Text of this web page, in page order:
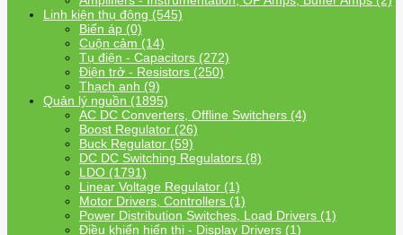
Linh kiện thụ động (545)
Biến áp (0)
Cuộn cảm (14)
Tụ điện - Capacitors (272)
Điện trở - Resistors (250)
Thạch anh (9)
Quản lý nguồn (1895)
AC DC Converters, Offline Switchers (4)
Boost Regulator (26)
Buck Regulator (59)
DC DC Switching Regulators (8)
LDO (1791)
Linear Voltage Regulator (1)
Motor Drivers, Controllers (1)
Power Distribution Switches, Load Drivers (1)
Điều khiển hiển thị - Display Drivers (1)